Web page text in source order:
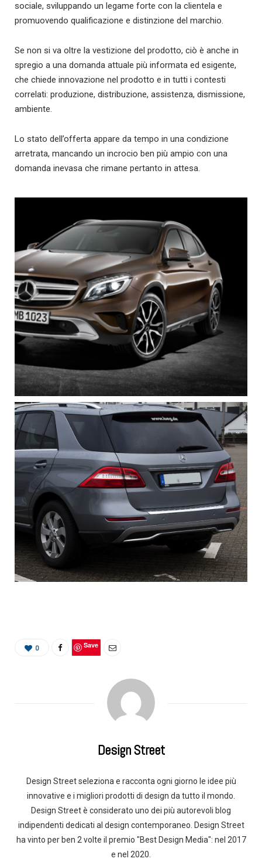
sociale, sviluppando un legame forte con la clientela e
promuovendo qualificazione e distinzione del marchio.
Se non si va oltre la vestizione del prodotto, ciò è anche in
spregio a una domanda attuale più informata ed esigente,
che chiede innovazione nel prodotto e in tutti i contesti
correlati: produzione, distribuzione, assistenza, dismissione,
ambiente.
Lo stato dell’offerta appare da tempo in una condizione
arretrata, mancando un incrocio ben più ampio con una
domanda inevasa che rimane pertanto in attesa.
0 Save
Design Street
Design Street seleziona e racconta ogni giorno le idee più
innovative e i migliori prodotti di design da tutto il mondo.
Design Street è considerato uno dei più autorevoli blog
indipendenti dedicati al design contemporaneo. Design Street
ha vinto per ben 2 volte il premio "Best Design Media": nel 2017
e nel 2020.